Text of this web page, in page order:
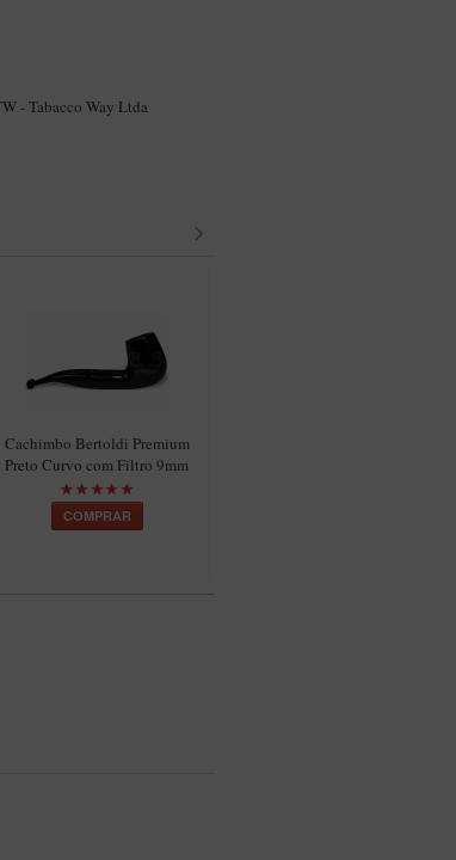
- Tabacco Way Ltda
Cachimbo Bertoldi Premium
Preto Curvo com Filtro 9mm
COMPRAR